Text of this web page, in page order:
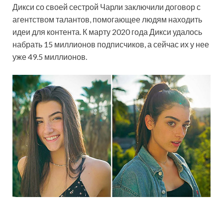
Дикси со своей сестрой Чарли заключили договор с
агентством талантов, помогающее людям находить
идеи для контента. К марту 2020 года Дикси удалось
набрать 15 миллионов подписчиков, а сейчас их у нее
уже 49.5 миллионов.